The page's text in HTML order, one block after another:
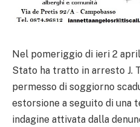
Nel pomeriggio di ieri 2
Stato ha tratto in arresto J.
permesso di soggiorno
estorsione a seguito di una
indagine attivata dalla